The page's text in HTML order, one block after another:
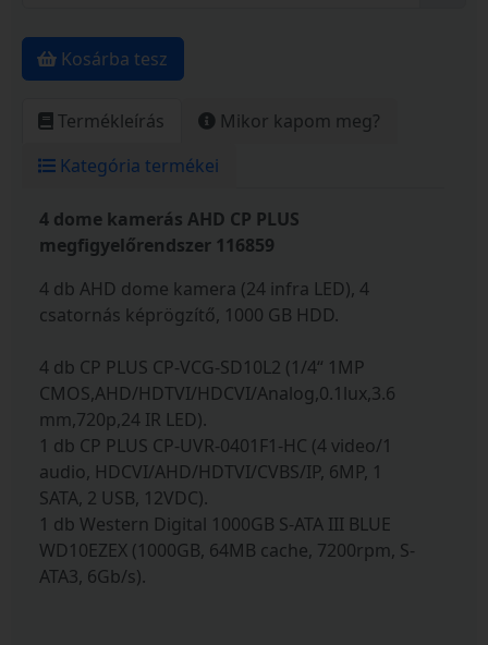
Kosárba tesz
Termékleírás
Mikor kapom meg?
Kategória termékei
4 dome kamerás AHD CP PLUS
megfigyelőrendszer 116859
4 db AHD dome kamera (24 infra LED), 4
csatornás képrögzítő, 1000 GB HDD.
4 db CP PLUS CP-VCG-SD10L2 (1/4“ 1MP
CMOS,AHD/HDTVI/HDCVI/Analog,0.1lux,3.6
mm,720p,24 IR LED).
1 db CP PLUS CP-UVR-0401F1-HC (4 video/1
audio, HDCVI/AHD/HDTVI/CVBS/IP, 6MP, 1
SATA, 2 USB, 12VDC).
1 db Western Digital 1000GB S-ATA III BLUE
WD10EZEX (1000GB, 64MB cache, 7200rpm, S-
ATA3, 6Gb/s).